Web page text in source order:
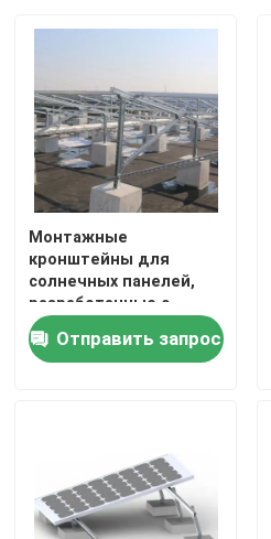
Монтажные
кронштейны для
солнечных панелей,
разработанные с
предварительно
собранными стойками
Отправить запрос